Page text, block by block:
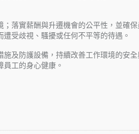
；落實薪酬與升遷機會的公平性，並確
受歧視、騷擾或任何不平等的待遇。
施及防護設備，持續改善工作環境的安
工的身心健康。